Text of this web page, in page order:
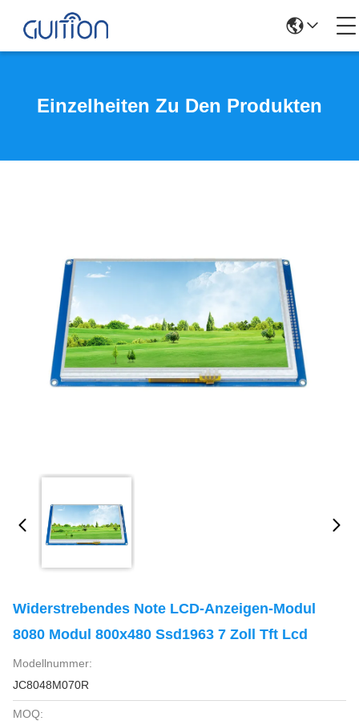
Einzelheiten Zu Den Produkten
Widerstrebendes Note LCD-Anzeigen-Modul
8080 Modul 800x480 Ssd1963 7 Zoll Tft Lcd
Modellnummer:
JC8048M070R
MOQ: